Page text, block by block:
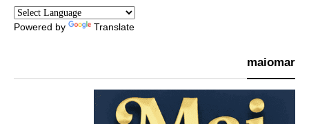
Powered by Translate
maiomar